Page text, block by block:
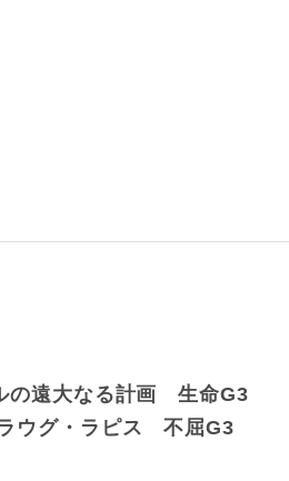
の遠大なる計画 生命G3
ウグ・ラピス 不屈G3